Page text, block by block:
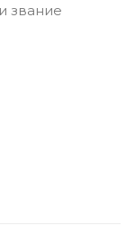
звание